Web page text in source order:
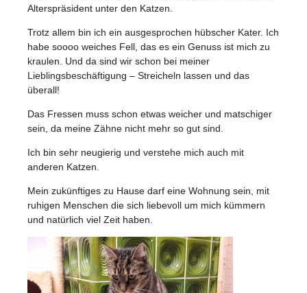
Alterspräsident unter den Katzen.
Trotz allem bin ich ein ausgesprochen hübscher Kater. Ich
habe soooo weiches Fell, das es ein Genuss ist mich zu
kraulen. Und da sind wir schon bei meiner
Lieblingsbeschäftigung – Streicheln lassen und das
überall!
Das Fressen muss schon etwas weicher und matschiger
sein, da meine Zähne nicht mehr so gut sind.
Ich bin sehr neugierig und verstehe mich auch mit
anderen Katzen.
Mein zukünftiges zu Hause darf eine Wohnung sein, mit
ruhigen Menschen die sich liebevoll um mich kümmern
und natürlich viel Zeit haben.